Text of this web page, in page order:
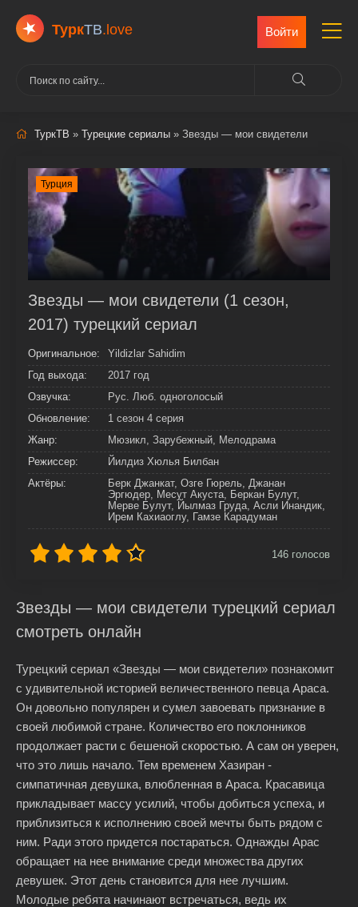
ТуркТВ.love Войти
ТуркТВ » Турецкие сериалы » Звезды — мои свидетели
Турция
Звезды — мои свидетели (1 сезон,
2017) турецкий сериал
Оригинальное:
Yildizlar Sahidim
Год выхода:
2017 год
Озвучка:
Рус. Люб. одноголосый
Обновление:
1 сезон 4 серия
Жанр:
Мюзикл, Зарубежный, Мелодрама
Режиссер:
Йилдиз Хюлья Билбан
Актёры:
Берк Джанкат, Озге Гюрель, Джанан
Эргюдер, Месут Акуста, Беркан Булут,
Мерве Булут, Йылмаз Груда, Асли Инандик,
Ирем Кахиаоглу, Гамзе Карадуман
146 голосов
Звезды — мои свидетели турецкий сериал
смотреть онлайн
Турецкий сериал «Звезды — мои свидетели» познакомит
с удивительной историей величественного певца Араса.
Он довольно популярен и сумел завоевать признание в
своей любимой стране. Количество его поклонников
продолжает расти с бешеной скоростью. А сам он уверен,
что это лишь начало. Тем временем Хазиран -
симпатичная девушка, влюбленная в Араса. Красавица
прикладывает массу усилий, чтобы добиться успеха, и
приблизиться к исполнению своей мечты быть рядом с
ним. Ради этого придется постараться. Однажды Арас
обращает на нее внимание среди множества других
девушек. Этот день становится для нее лучшим.
Молодые ребята начинают встречаться, ведь их